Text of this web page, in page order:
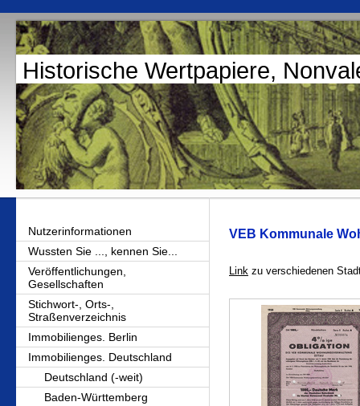
Historische Wertpapiere,
Nutzerinformationen
Wussten Sie ..., kennen Sie...
Veröffentlichungen,
Gesellschaften
Stichwort-, Orts-,
Straßenverzeichnis
Immobilienges. Berlin
Immobilienges. Deutschland
Deutschland (-weit)
Baden-Württemberg
VEB Kommunale
Link zu verschiedenen